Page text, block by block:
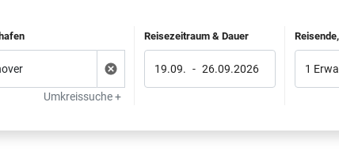
Umkreissuche +
Reisezeitraum & Dauer
19.09. - 26.09.2026 1